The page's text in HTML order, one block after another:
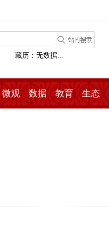
藏历：无数据...
微观 数据 教育 生态